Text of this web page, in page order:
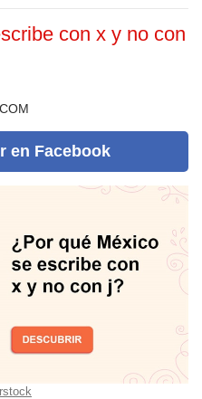
con x y no con
en Facebook